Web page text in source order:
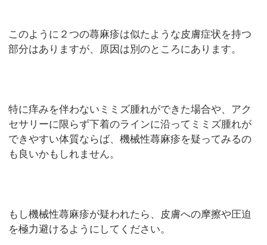
このように２つの蕁麻疹は似たような皮膚症状を持つ
部分はありますが、原因は別のところにあります。
特に痒みを伴わないミミズ腫れができた場合や、アク
セサリーに限らず下着のラインに沿ってミミズ腫れが
できやすい体質ならば、機械性蕁麻疹を疑ってみるの
も良いかもしれません。
もし機械性蕁麻疹が疑われたら、皮膚への摩擦や圧迫
を極力避けるようにしてください。